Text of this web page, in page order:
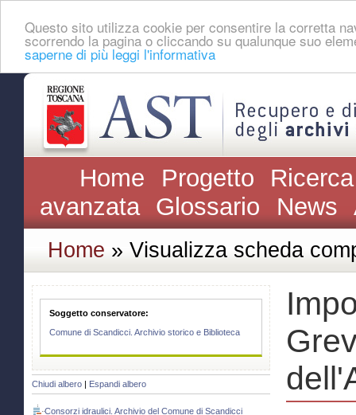
Questo sito utilizza cookie per consentire la corretta
scorrendo la pagina o cliccando su qualunque suo
saperne di più leggi l'informativa
Home Progetto
avanzata Glossario News
Home » Visualizza scheda
Soggetto conservatore:
Comune di Scandicci. Archivio storico e Biblioteca
Chiudi albero Espandi albero
Consorzi idraulici. Archivio del Comune di Scandicci